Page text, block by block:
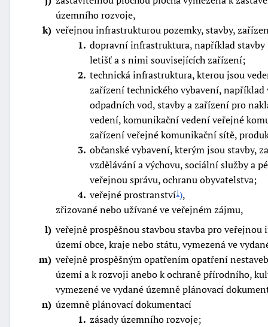
územního rozvoje,
k veřejnou infrastrukturou pozemky, stavby,
1 dopravní infrastruktura, například
letišť a s nimi souvisejících zařízení;
2 technická infrastruktura, kterou jsou
zařízení technického vybavení,
odpadních vod, stavby a zařízení pro
vedení, komunikační vedení veřejné
zařízení veřejné komunikační sítě,
3 občanské vybavení, kterým jsou stavby,
vzdělávání a výchovu, sociální služby a
veřejnou správu, ochranu obyvatelstva;
4 veřejné prostranství1),
zřizované nebo užívané ve veřejném zájmu,
l veřejně prospěšnou stavbou stavba pro
území obce, kraje nebo státu, vymezená ve
m veřejně prospěšným opatřením opatření
území a k rozvoji anebo k ochraně přírodního,
vymezené ve vydané územně plánovací
n územně plánovací dokumentací
1 zásady územního rozvoje;